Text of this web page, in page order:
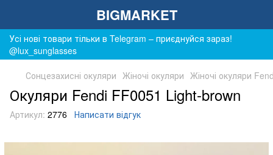
BIGMARKET
Усі нові товари тільки в Telegram – приєднуйся зараз!
@lux_sunglasses
Сонцезахисні окуляри Жіночі окуляри Жіночі окуляри
Окуляри Fendi FF0051 Light-brown
Артикул: 2776 Написати відгук